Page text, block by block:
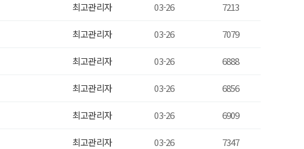
최고관리자 03-26 7213
최고관리자 03-26 7079
최고관리자 03-26 6888
최고관리자 03-26 6856
최고관리자 03-26 6909
최고관리자 03-26 7347